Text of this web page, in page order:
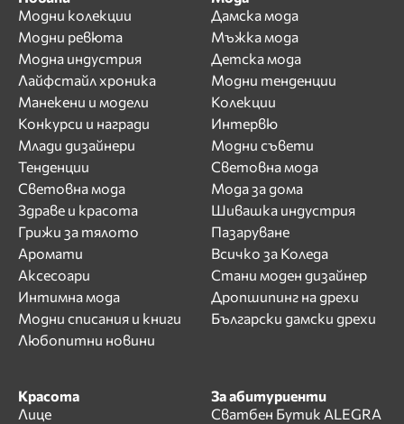
Модни колекции
Модни ревюта
Модна индустрия
Лайфстайл хроника
Манекени и модели
Конкурси и награди
Млади дизайнери
Тенденции
Световна мода
Здраве и красота
Грижи за тялото
Аромати
Аксесоари
Интимна мода
Модни списания и книги
Любопитни новини
Дамска мода
Мъжка мода
Детска мода
Модни тенденции
Колекции
Интервю
Модни съвети
Световна мода
Мода за дома
Шивашка индустрия
Пазаруване
Всичко за Коледа
Стани моден дизайнер
Дропшипинг на дрехи
Български дамски дрехи
Красота
Лице
За абитуриенти
Сватбен Бутик ALEGRA